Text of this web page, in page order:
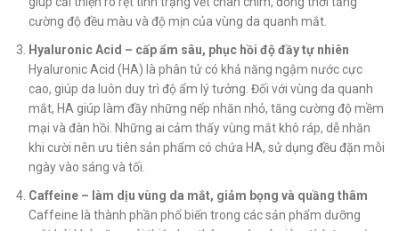
cường độ đều màu và độ mịn của vùng da quanh mắt.
Hyaluronic Acid – cấp ẩm sâu, phục hồi độ đầy tự nhiên
Hyaluronic Acid (HA) là phân tử có khả năng ngậm nước cực
cao, giúp da luôn duy trì độ ẩm lý tưởng. Đối với vùng da quanh
mắt, HA giúp làm đầy những nếp nhăn nhỏ, tăng cường độ mềm
mại và đàn hồi. Những ai cảm thấy vùng mắt khô ráp, dễ nhăn
khi cười nên ưu tiên sản phẩm có chứa HA, sử dụng đều đặn mỗi
ngày vào sáng và tối.
Caffeine – làm dịu vùng da mắt, giảm bọng và quầng thâm
Caffeine là thành phần phổ biến trong các sản phẩm dưỡng